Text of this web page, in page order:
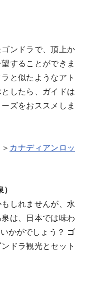
ンドラで、頂上か
することができま
と似たようなアト
したら、ガイドは
ズをおススメしま
カナディアンロッ
しれませんが、水
は、日本では味わ
かがでしょう？ ゴ
ドラ観光とセット